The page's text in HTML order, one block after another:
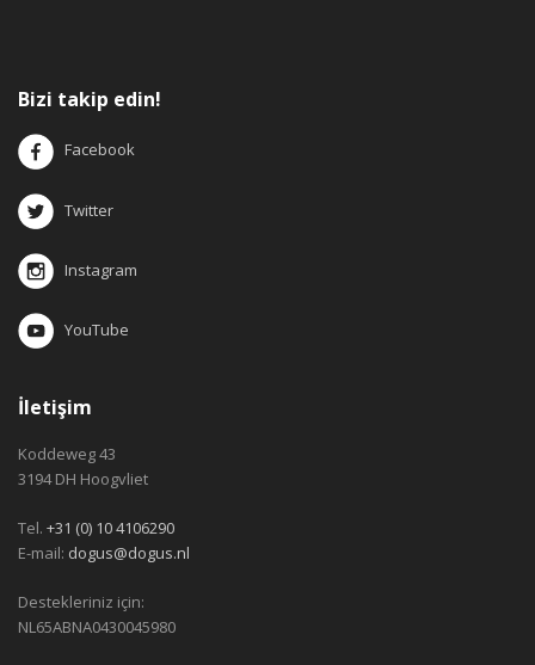
Bizi takip edin!
Facebook
Twitter
Instagram
YouTube
İletişim
Koddeweg 43
3194 DH Hoogvliet
Tel. +31 (0) 10 4106290
E-mail: dogus@dogus.nl
Destekleriniz için:
NL65ABNA0430045980